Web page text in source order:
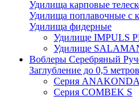
Удилища карповые
Удилища поплавочные с
Удилища фидерные
Удилище IMPULS
Удилище
Воблеры Серебряный
Заглубление до 0,5 метров
Серия
Серия COMBEK S